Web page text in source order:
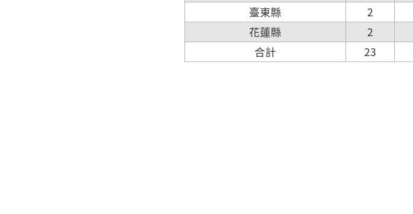
臺東縣
2
花蓮縣
2
合計
23